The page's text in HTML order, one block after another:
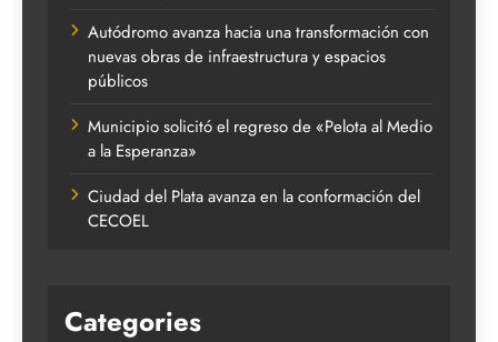
Autódromo avanza hacia una transformación con
nuevas obras de infraestructura y espacios
públicos
Municipio solicitó el regreso de «Pelota al Medio
a la Esperanza»
Ciudad del Plata avanza en la conformación del
CECOEL
Categories